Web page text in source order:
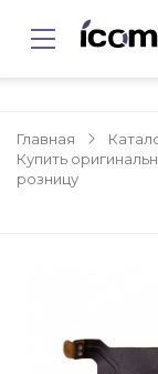
Главная
Купить
розницу